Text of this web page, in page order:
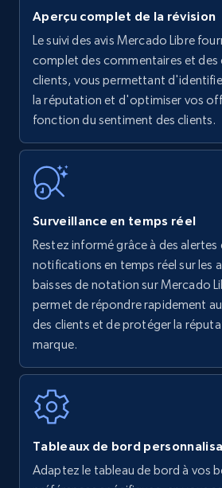
Amazon products - find
upc numbers
Title, Seller name, Brand,
price, Currency, Availability,
35.2K+
Amazon Reviews
URL, Product name, Product
rating object, Product rating
Author name, Asin, and more.
Walmart - products
URL, Final price, Sku, Currency,
Specifications, Image urls, Top
Aperçu complet de la révision
Le suivi des avis Mercado Libre
complet des commentaires et des
clients, vous permettant
la réputation et d'optimiser vos
fonction du sentiment des clients.
Surveillance en temps réel
Restez informé grâce à des alertes
notifications en temps réel sur les
baisses de notation sur Mercado
permet de répondre rapidement
des clients et de protéger la
marque.
Tableaux de bord
Adaptez le tableau de bord à vos